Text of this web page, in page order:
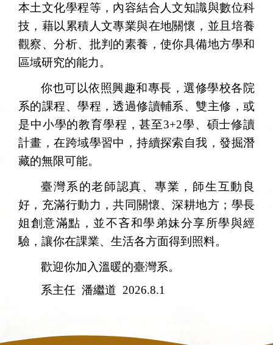
本土文化學程等，內容結合人文知識與數位科
技，藉以累積人文專業與在地關懷，並且培養
觀察、分析、批判的素養，使你具備地方學和
區域研究的能力。
你也可以依照興趣和專長，選修學校各院
系的課程、學程，透過修讀輔系、雙主修，或
是中小學的教育學程，甚至3+2學、碩士修讀
計畫，在跨域學習中，持續探索自我，發掘潛
藏的無限可能。
臺灣系的老師認真、專業，師生互動良
好，充滿行動力，共同關懷、深耕地方；學長
姐創意滿點，並不吝和學弟妹分享所學與經
驗，讓你在課業、生活各方面得到照料。
歡迎你加入溫暖的臺灣系。
系主任 潘繼道 2026.8.1